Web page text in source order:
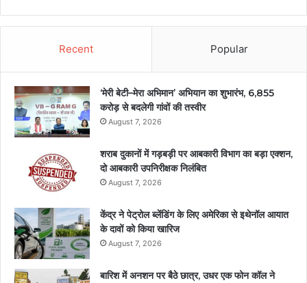
Recent Popular
‘मेरी बेटी–मेरा अभिमान’ अभियान का शुभारंभ, 6,855
करोड़ से बदलेगी गांवों की तस्वीर
August 7, 2026
शराब दुकानों में गड़बड़ी पर आबकारी विभाग का बड़ा एक्शन,
दो आबकारी उपनिरीक्षक निलंबित
August 7, 2026
केंद्र ने पेट्रोल ब्लेंडिंग के लिए अमेरिका से इथेनॉल आयात
के दावों को किया खारिज
August 7, 2026
बारिश में अनशन पर बैठे छात्र, उधर एक फोन कॉल ने